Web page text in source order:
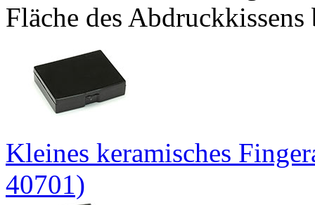
Fläche des
Kleines keramisches
40701)